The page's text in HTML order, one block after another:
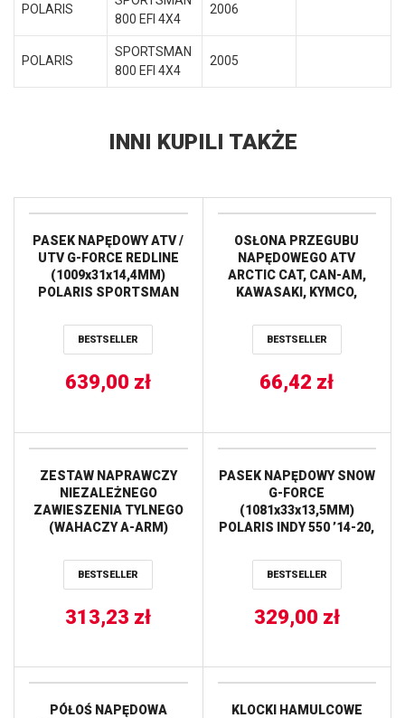
POLARIS
800 EFI 4X4
2006
POLARIS
SPORTSMAN
800 EFI 4X4
2005
INNI KUPILI TAKŻE
PASEK NAPĘDOWY ATV /
UTV G-FORCE REDLINE
(1009x31x14,4MM)
POLARIS SPORTSMAN
SCRAMBLER 850/1000
’14-21, (23R3856) GATES
BESTSELLER
639,00 zł
OSŁONA PRZEGUBU
NAPĘDOWEGO ATV
ARCTIC CAT, CAN-AM,
KAWASAKI, KYMCO,
YAMAHA ALL BALLS
BESTSELLER
66,42 zł
ZESTAW NAPRAWCZY
NIEZALEŻNEGO
ZAWIESZENIA TYLNEGO
(WAHACZY A-ARM)
570 EPS 18 ALL BALLS
BESTSELLER
313,23 zł
PASEK NAPĘDOWY SNOW
G-FORCE
(1081x33x13,5MM)
POLARIS INDY 550 ’14-20,
(28G4168) GATES
BESTSELLER
329,00 zł
PÓŁOŚ NAPĘDOWA
KLOCKI HAMULCOWE